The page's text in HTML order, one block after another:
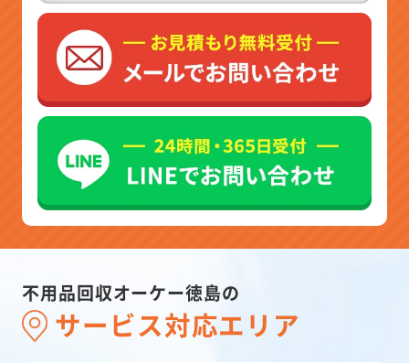
不用品回収オーケー徳島の
サービス対応エリア